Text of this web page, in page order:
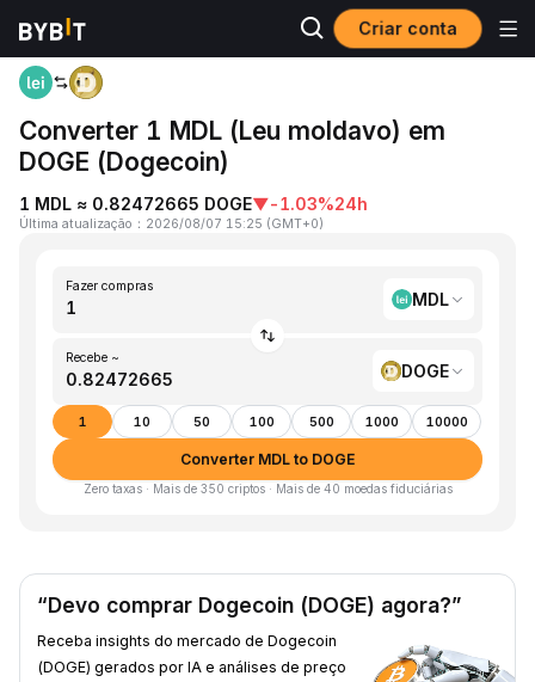
Criar conta
Página inicial
Converter 1 MDL (Leu moldavo) em
DOGE (Dogecoin)
1 MDL ≈ 0.82472665 DOGE▼-1.03%24h
Última atualização ： 2026/08/07 15:25 (GMT+0)
Fazer compras
MDL
Recebe ~
DOGE
1 10 50 100 500 1000 10000
Converter MDL to DOGE
Zero taxas · Mais de 350 criptos · Mais de 40 moedas fiduciárias
“Devo comprar Dogecoin (DOGE) agora?”
Receba insights do mercado de Dogecoin
(DOGE) gerados por IA e análises de preço